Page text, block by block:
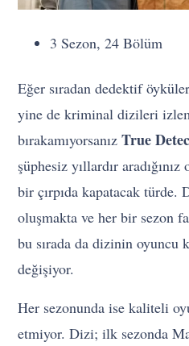
3 Sezon, 24 Bölüm
Eğer sıradan dedektif
yine de kriminal dizileri
bırakamıyorsanızTrue
şüphesiz yıllardır
bir çırpıda kapatacak türde.
oluşmakta ve her bir sezon
bu sırada da dizinin oyuncu
değişiyor.
Her sezonunda ise kaliteli
etmiyor. Dizi; ilk sezonda